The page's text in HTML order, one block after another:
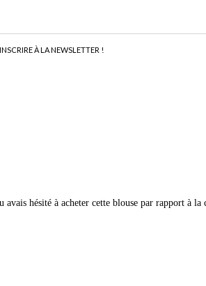
À LA NEWSLETTER !
avais hésité à acheter cette blouse par rapport à la